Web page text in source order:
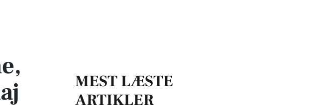
MEST LÆSTE
ARTIKLER